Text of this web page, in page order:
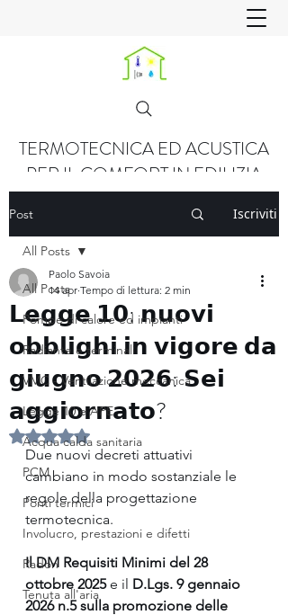
TERMOTECNICA ED ACUSTICA
PER IL COMFORT IN EDILIZIA
Post Iscriviti
All Posts
Pompe di calore ed impianti
Radiante e terminali
VMC - Ventilazione meccanica
Legge 10 e APE
Acqua calda sanitaria
PCM
Ponti termici
Involucro, prestazioni e difetti
Radon
Tenuta all'aria
All Posts
𝗟𝗲𝗴𝗴𝗲 𝟭𝟬: 𝗻𝘂𝗼𝘃𝗶
𝗼𝗯𝗯𝗹𝗶𝗴𝗵𝗶 𝗶𝗻 𝘃𝗶𝗴𝗼𝗿𝗲 𝗱𝗮
𝗴𝗶𝘂𝗴𝗻𝗼 𝟮𝟬𝟮𝟲: 𝗦𝗲𝗶
𝗮𝗴𝗴𝗶𝗼𝗿𝗻𝗮𝘁𝗼?
Paolo Savoia
14 apr Tempo di lettura: 2 min
Valutazione NaN stelle su 5.
Due nuovi decreti attuativi
cambiano in modo sostanziale le
regole della progettazione
termotecnica.
Il DM Requisiti Minimi del 28
ottobre 2025 e il D.Lgs. 9 gennaio
2026 n.5 sulla promozione delle